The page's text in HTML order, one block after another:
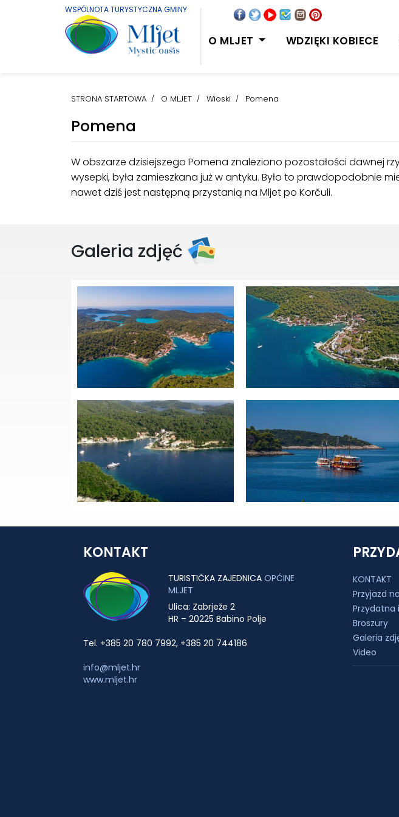
WSPÓLNOTA TURYSTYCZNA GMINY
O MLJET WDZIĘKI KOBIECE
STRONA STARTOWA O MLJET Wioski Pomena
Pomena
W obszarze dzisiejszego Pomena znaleziono pozostałości dawnej
wysepki, była zamieszkana już w antyku. Było to prawdopodobnie
nawet dziś jest następną przystanią na Mljet po Korčuli.
Galeria zdjęć
KONTAKT
TURISTIČKA ZAJEDNICA OPĆINE
MLJET
Ulica: Zabrježe 2
HR – 20225 Babino Polje
Tel. +385 20 780 7992, +385 20 744186
info@mljet.hr
www.mljet.hr
KONTAKT
Przyjazd
Broszury
Galeria
Video